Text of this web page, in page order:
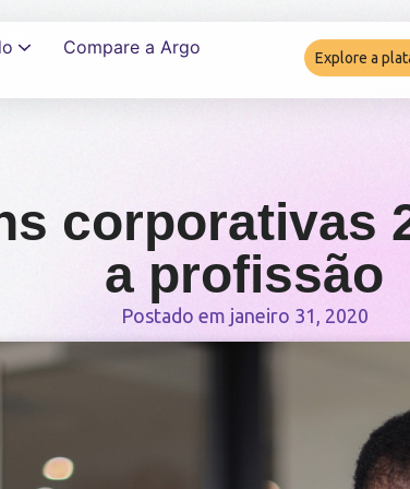
Compare a Argo
Explore a
corporativas
a profissão
Postado em janeiro 31, 2020